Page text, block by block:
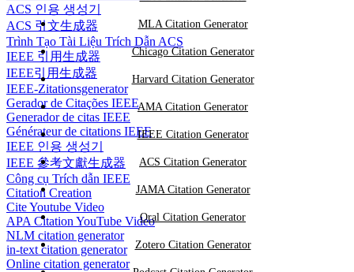
ACS 인용 생성기
ACS 引文生成器
Trình Tạo Tài Liệu Trích Dẫn ACS
IEEE 引用生成器
IEEE引用生成器
IEEE-Zitationsgenerator
Gerador de Citações IEEE
Generador de citas IEEE
Générateur de citations IEEE
IEEE 인용 생성기
IEEE 參考文獻生成器
Công cụ Trích dẫn IEEE
Citation Creation
Cite Youtube Video
APA Citation YouTube Video
NLM citation generator
in-text citation generator
Online citation generator
MLA Citation Generator
Chicago Citation Generator
Harvard Citation Generator
AMA Citation Generator
IEEE Citation Generator
ACS Citation Generator
JAMA Citation Generator
Oral Citation Generator
Zotero Citation Generator